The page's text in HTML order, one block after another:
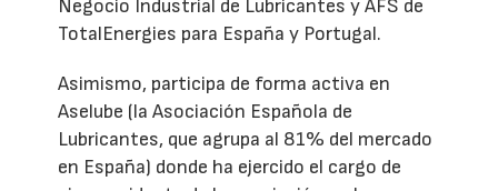
Negocio Industrial de Lubricantes y AFS de
TotalEnergies para España y Portugal.
Asimismo, participa de forma activa en
Aselube (la Asociación Española de
Lubricantes, que agrupa al 81% del mercado
en España) donde ha ejercido el cargo de